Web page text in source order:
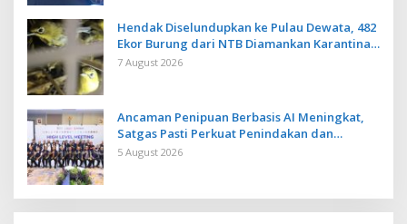
Hendak Diselundupkan ke Pulau Dewata, 482
Ekor Burung dari NTB Diamankan Karantina
Bali
7 August 2026
Ancaman Penipuan Berbasis AI Meningkat,
Satgas Pasti Perkuat Penindakan dan
Pengembangan Aplikasi Anti Penipuan
5 August 2026